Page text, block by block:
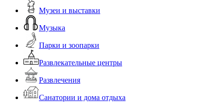
Музеи и выставки
Музыка
Парки и зоопарки
Развлекательные центры
Развлечения
Санатории и дома отдыха